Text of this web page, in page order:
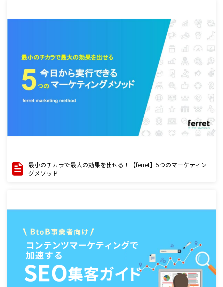
最小のチカラで最大の効果を出せる！【ferret】5つのマーケティン
グメソッド